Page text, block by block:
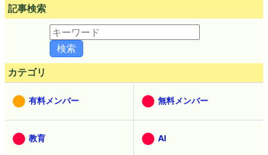
記事検索
カテゴリ
有料メンバー 無料メンバー
教育 AI